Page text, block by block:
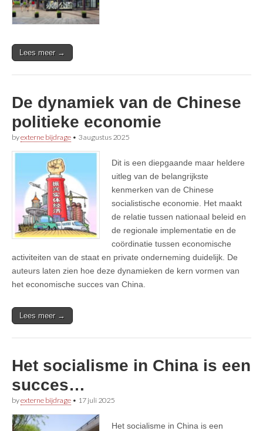
Lees meer →
De dynamiek van de Chinese
politieke economie
byexterne bijdrage • 3 augustus 2025
Dit is een diepgaande maar heldere
uitleg van de belangrijkste
kenmerken van de Chinese
socialistische economie. Het maakt
de relatie tussen nationaal beleid en
de regionale implementatie en de
coördinatie tussen economische
activiteiten van de staat en private onderneming duidelijk. De
auteurs laten zien hoe deze dynamieken de kern vormen van
het economische succes van China.
Lees meer →
Het socialisme in China is een
succes…
byexterne bijdrage • 17 juli 2025
Het socialisme in China is een